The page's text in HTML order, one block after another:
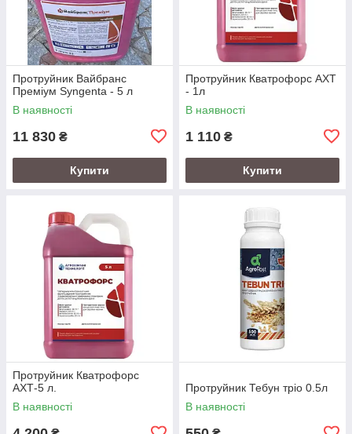
Протруйник Вайбранс
Преміум Syngenta - 5 л
В наявності
11 830 ₴
Купити
Протруйник Кватрофорс АХТ
- 1л
В наявності
1 110 ₴
Купити
Протруйник Кватрофорс
АХТ-5 л.
В наявності
Протруйник Тебун тріо 0.5л
В наявності